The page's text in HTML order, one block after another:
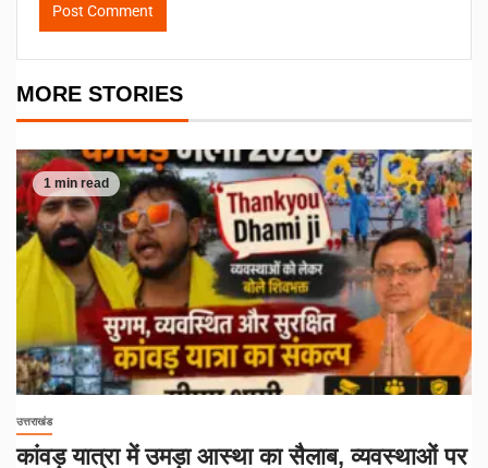
MORE STORIES
1 min read
उत्तराखंड
कांवड़ यात्रा में उमड़ा आस्था का सैलाब, व्यवस्थाओं पर